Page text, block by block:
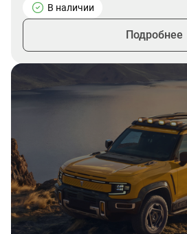
В наличии
Подробнее